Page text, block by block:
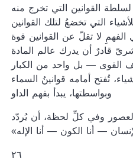
القوانين التي تخرج منه
التي تخضعُ لتلك القوانين
الفهمِ لا تقلّ عن القوانين قوة
قادرٌ أن يدرك عالم المادة
القوى — بل واحد من الكبار
تُفتح أمامه قوانينُ السماء
وبواسطتها، يبدأ بفهم الداو
٢٦